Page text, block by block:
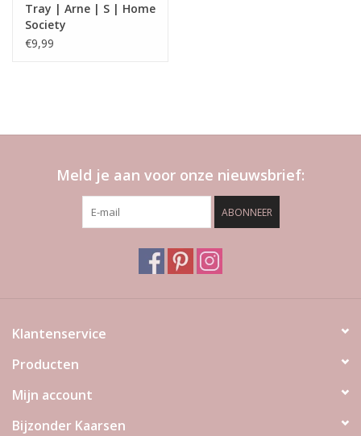
Merken
Tray | Arne | S | Home
Society
€9,99
Meld je aan voor onze nieuwsbrief:
ABONNEER
Klantenservice
Producten
Mijn account
Bijzonder Kaarsen